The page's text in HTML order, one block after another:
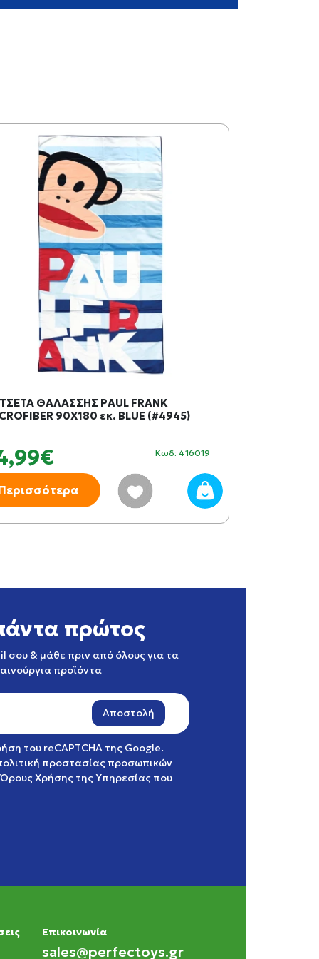
ΘΑΛΑΣΣΗΣ PAUL FRANK
90X180 εκ. BLUE (#4945)
Κωδ: 416019
πρώτος
σου & μάθε πριν από όλους για τα
προϊόντα
Αποστολή
του reCAPTCHA της Google.
προστασίας προσωπικών
Όρους Χρήσης της Υπηρεσίας που
Eπικοινωνία
sales@perfectoys.gr